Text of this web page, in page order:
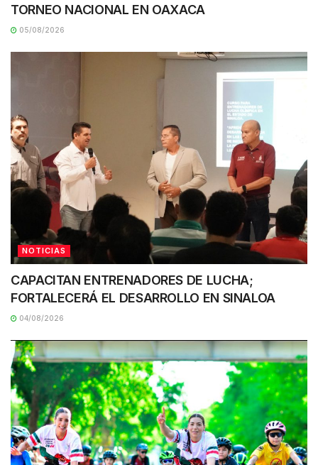
TORNEO NACIONAL EN OAXACA
05/08/2026
NOTICIAS
CAPACITAN ENTRENADORES DE LUCHA;
FORTALECERÁ EL DESARROLLO EN SINALOA
04/08/2026